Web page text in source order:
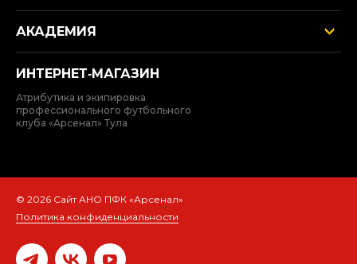
АКАДЕМИЯ
ИНТЕРНЕТ‑МАГАЗИН
Атрибутика и экипировка
профессионального футбольного
клуба «Арсенал» Тула
© 2026 Сайт АНО ПФК «Арсенал»
Политика конфиденциальности